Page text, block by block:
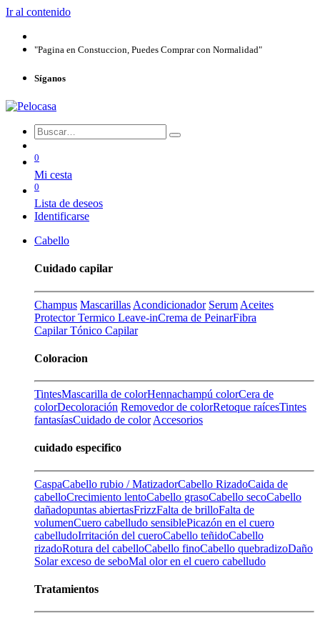
Ir al contenido
"Pagina en Constuccion, Puedes Comprar con Normalidad"
Síganos
0
Mi cesta
0
Lista de deseos
Identificarse
Cabello
Cuidado capilar
Champus Mascarillas Acondicionador Serum Aceites
Protector Termico Leave-inCrema de PeinarFibra
CapilarTónico Capilar
Coloracion
TintesMascarilla de colorHennachampú colorCera de
colorDecoloración Removedor de colorRetoque raícesTintes
fantasíasCuidado de color Accesorios
cuidado especifico
CaspaCabello rubio / MatizadorCabello RizadoCaida de
cabelloCrecimiento lentoCabello grasoCabello secoCabello
dañadopuntas abiertasFrizzFalta de brilloFalta de
volumenCuero cabelludo sensiblePicazón en el cuero
cabelludoIrritación del cueroCabello teñidoCabello
rizadoRotura del cabelloCabello finoCabello quebradizoDaño
Solarexceso de seboMal olor en el cuero cabelludo
Tratamientos